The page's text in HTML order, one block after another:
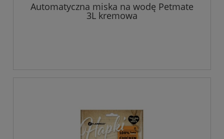
Automatyczna miska na wodę Petmate
3L kremowa